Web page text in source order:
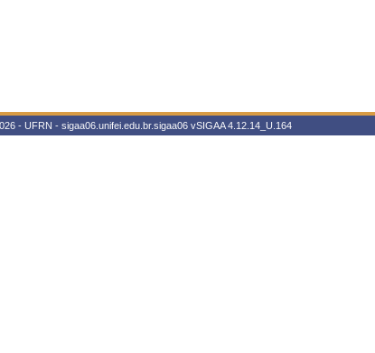
- UFRN - sigaa06.unifei.edu.br.sigaa06 vSIGAA 4.12.14_U.164